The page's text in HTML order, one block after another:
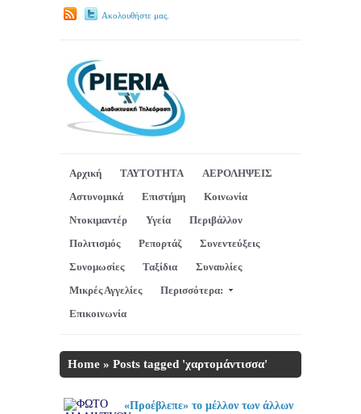
Ακολουθήστε μας.
Αρχική ΤΑΥΤΟΤΗΤΑ
ΑΕΡΟΛΗΨΕΙΣ
Αστυνομικά
Επιστήμη
Κοινωνία
Ντοκιμαντέρ
Υγεία
Περιβάλλον
Πολιτισμός
Ρεπορτάζ
Συνεντεύξεις
Συνομωσίες
Ταξίδια
Συναυλίες
Μικρές Αγγελίες
Περισσότερα:
Επικοινωνία
Home » Posts tagged 'χαρτομάντισσα'
«Προέβλεπε» το μέλλον των άλλων